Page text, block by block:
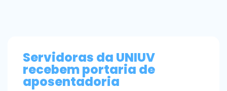
Servidoras da UNIUV
recebem portaria de
aposentadoria